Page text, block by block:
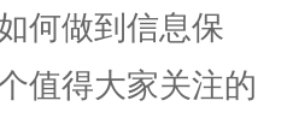
何做到信息保
值得大家关注的